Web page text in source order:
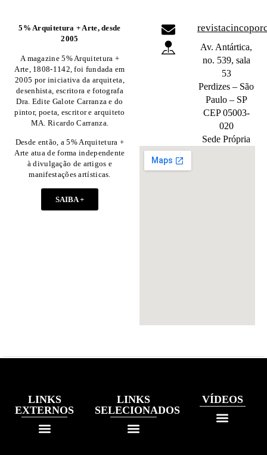
5% Arquitetura + Arte, desde
2005
A magazine 5% Arquitetura +
Arte, 1808-1142, foi fundada em
2005 por iniciativa da arquiteta,
desenhista, escritora e fotografa
Dra. Edite Galote Carranza e do
pintor, poeta, escritor e arquiteto
MA. Ricardo Carranza.
Desde então, a 5% Arquitetura +
Arte atua de forma independente
à divulgação de artigos e
manifestações artísticas.
SAIBA +
Av. Antártica,
no. 539, sala
53
Perdizes – São
Paulo – SP
CEP 05003-
020
Sede Própria
LINKS
EXTERNOS
LINKS
SELECIONADOS
VÍDEOS